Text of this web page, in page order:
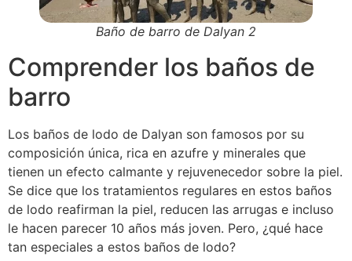
Baño de barro de Dalyan 2
Comprender los baños de
barro
Los baños de lodo de Dalyan son famosos por su
composición única, rica en azufre y minerales que
tienen un efecto calmante y rejuvenecedor sobre la piel.
Se dice que los tratamientos regulares en estos baños
de lodo reafirman la piel, reducen las arrugas e incluso
le hacen parecer 10 años más joven. Pero, ¿qué hace
tan especiales a estos baños de lodo?